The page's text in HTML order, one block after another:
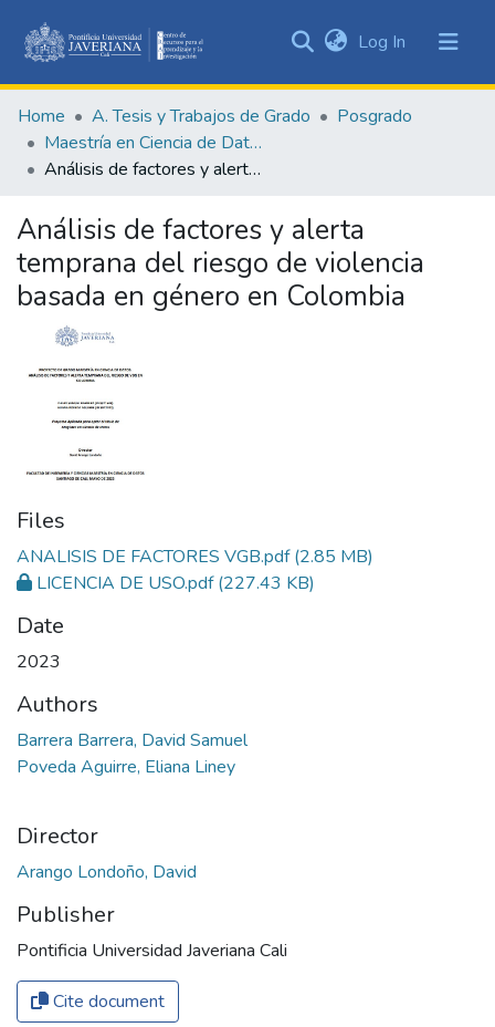
&
Collections
All of DSpace
Statistics
Log In (current)
Home A. Tesis y Trabajos de Grado
Posgrado
Maestría en Ciencia de Datos
Análisis de factores y alerta temprana del riesgo de violencia basada en género en Colombia
Análisis de factores y alerta
temprana del riesgo de violencia
basada en género en Colombia
Files
ANALISIS DE FACTORES VGB.pdf(2.85 MB)
LICENCIA DE USO.pdf(227.43 KB)
Date
2023
Authors
Barrera Barrera, David Samuel
Poveda Aguirre, Eliana Liney
Director
Arango Londoño, David
Publisher
Pontificia Universidad Javeriana Cali
Cite document